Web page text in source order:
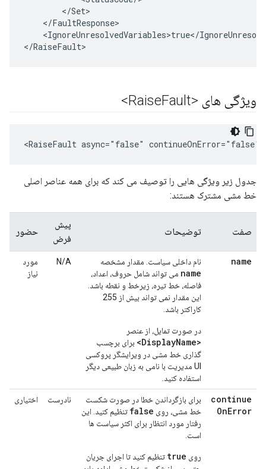
</Set
</FaultResponse
<IgnoreUnresolvedVariables>true</
</RaiseFault>
ویژگی های <RaiseFault>
<RaiseFault async="false" continueOnError="false"
جدول زیر ویژگی هایی را توصیف می کند که برای همه عناصر اصلی
خط مشی مشترک هستند:
صفت توضیحات
پیش
فرض
حضور
name نام داخلی سیاست. مقدار مشخصه
name می تواند شامل حروف، اعداد،
فاصله، خط تیره، زیرخط و نقطه باشد.
این مقدار نمی تواند بیش از 255
کاراکتر باشد.
در صورت تمایل، از عنصر
<DisplayName>
برای برچسب
گذاری خط مشی در ویرایشگر پروکسی
UI مدیریت با نامی به زبان طبیعی دیگر
استفاده کنید.
N/A
مورد
نیاز
continue
OnError
برای بازگرداندن خطا در صورت شکست
خط مشی، روی false تنظیم کنید. این
رفتار مورد انتظار برای اکثر سیاست ها
است.
روی true تنظیم کنید تا اجرای جریان
نادرست اختیاری